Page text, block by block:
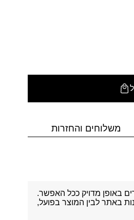
משלוחים והחזרות
באופן מדויק ככל האפשר.
באתר לבין המוצר בפועל,